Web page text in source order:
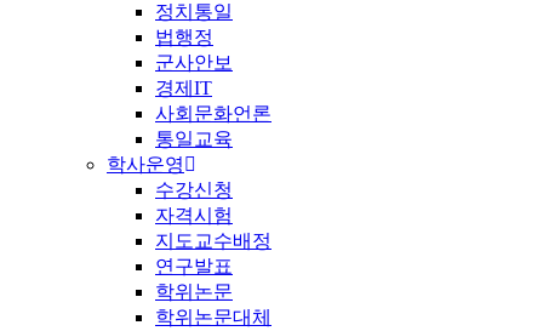
정치통일
법행정
군사안보
경제IT
사회문화언론
통일교육
학사운영
수강신청
자격시험
지도교수배정
연구발표
학위논문
학위논문대체